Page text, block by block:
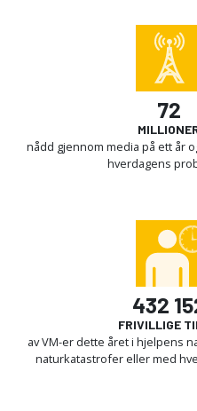
72
nådd gjennom media på ett år
hverdagens
432
FRIVILLIGE
av VM-er dette året i hjelpens
naturkatastrofer eller med